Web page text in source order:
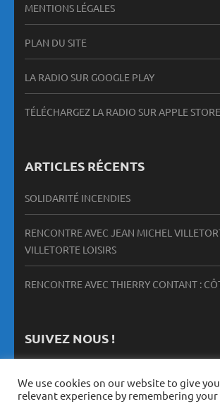
MENTIONS LÉGALES
PLAN DU SITE
LA RADIO SUR GOOGLE PLAY
TÉLÉCHARGEZ LA RADIO SUR APPLE STORE
ARTICLES RÉCENTS
SOLIDARITÉ INCENDIES
RENCONTRE AVEC JEAN MICHEL
VILLETORTE LOISIRS
RENCONTRE AVEC THIERRY CONTANT :
SUIVEZ NOUS !
We use cookies on our website to give
relevant experience by remembering